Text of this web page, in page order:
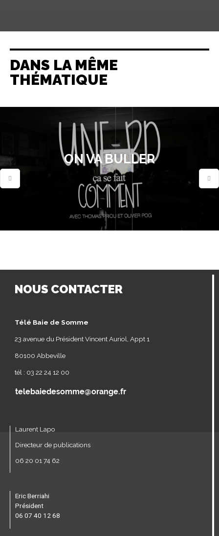
DANS LA MÊME
THÉMATIQUE
ON VA BULLER
NOUS CONTACTER
Télé Baie de Somme
23 avenue du Président Vincent Auriol, Appt 1
80100 Abbeville
tél : 03 22 24 12 00
Laurent Lapo
Directeur de publications
06 20 01 74 62
Eric Berriahi
Président
06 07 40 12 68